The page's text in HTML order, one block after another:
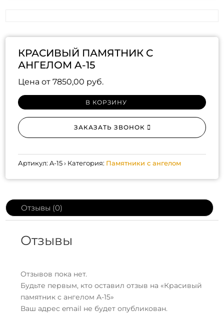
КРАСИВЫЙ ПАМЯТНИК С
АНГЕЛОМ A-15
Цена от7850,00 руб.
В КОРЗИНУ
ЗАКАЗАТЬ ЗВОНОК
Артикул:A-15 Категория: Памятники с ангелом
Отзывы (0)
Отзывы
Отзывов пока нет.
Будьте первым, кто оставил отзыв на «Красивый
памятник с ангелом A-15»
Ваш адрес email не будет опубликован.